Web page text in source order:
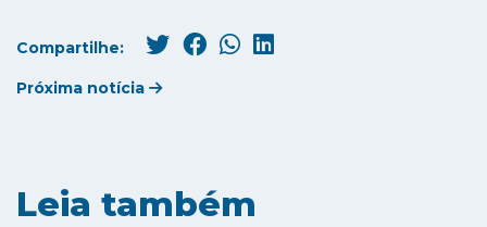
Compartilhe:
Próxima notícia
Leia também